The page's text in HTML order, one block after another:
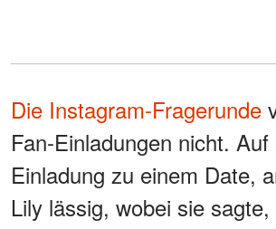
Die Instagram-Fragerunde
Fan-Einladungen nicht.
Einladung zu einem Date,
Lily lässig, wobei sie